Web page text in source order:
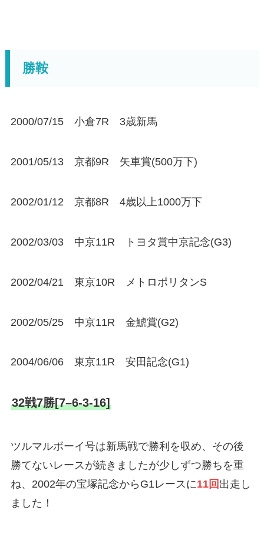
勝鞍
2000/07/15 小倉7R 3歳新馬
2001/05/13 京都9R 矢車賞(500万下)
2002/01/12 京都8R 4歳以上1000万下
2002/03/03 中京11R トヨタ賞中京記念(G3)
2002/04/21 東京10R メトロポリタンS
2002/05/25 中京11R 金鯱賞(G2)
2004/06/06 東京11R 安田記念(G1)
32戦7勝[7–6-3-16]
ツルマルボーイ号は新馬戦で勝利を収め、その後
勝てないレースが続きましたが少しずつ勝ちを重
ね、2002年の宝塚記念からG1レースに11回 出走し
ました！